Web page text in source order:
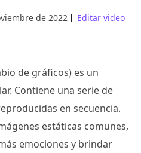
de 2022 Editar video
de gráficos) es un
Contiene una serie de
en secuencia.
estáticas comunes,
emociones y brindar